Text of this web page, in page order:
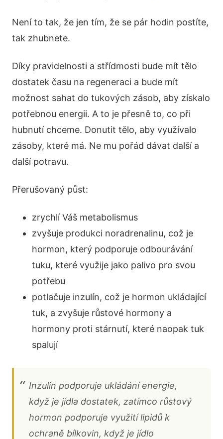
Není to tak, že jen tím, že se pár hodin postíte,
tak zhubnete.
Díky pravidelnosti a střídmosti bude mít tělo
dostatek času na regeneraci a bude mít
možnost sahat do tukových zásob, aby získalo
potřebnou energii. A to je přesně to, co při
hubnutí chceme. Donutit tělo, aby využívalo
zásoby, které má. Ne mu pořád dávat další a
další potravu.
Přerušovaný půst:
zrychlí Váš metabolismus
zvyšuje produkci noradrenalinu, což je
hormon, který podporuje odbourávání
tuku, které využije jako palivo pro svou
potřebu
potlačuje inzulín, což je hormon ukládající
tuk, a zvyšuje růstové hormony a
hormony proti stárnutí, které naopak tuk
spalují
Inzulin podporuje ukládání energie,
když je jídla dostatek, zatímco růstový
hormon podporuje využití lipidů k ​​
ochraně bílkovin, když je jídlo